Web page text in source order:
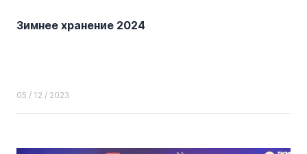
Зимнее хранение 2024
05 / 12 / 2023